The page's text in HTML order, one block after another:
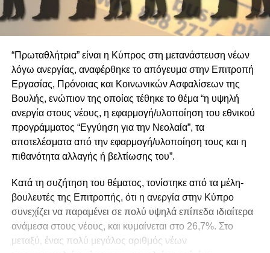
“Πρωταθλήτρια” είναι η Κύπρος στη μετανάστευση νέων
λόγω ανεργίας, αναφέρθηκε το απόγευμα στην Επιτροπή
Εργασίας, Πρόνοιας και Κοινωνικών Ασφαλίσεων της
Βουλής, ενώπιον της οποίας τέθηκε το θέμα “η υψηλή
ανεργία στους νέους, η εφαρμογή/υλοποίηση του εθνικού
προγράμματος “Εγγύηση για την Νεολαία”, τα
αποτελέσματα από την εφαρμογή/υλοποίηση τους και η
πιθανότητα αλλαγής ή βελτίωσης του”.
Κατά τη συζήτηση του θέματος, τονίστηκε από τα μέλη-
βουλευτές της Επιτροπής, ότι η ανεργία στην Κύπρο
συνεχίζει να παραμένει σε πολύ υψηλά επίπεδα ιδιαίτερα
ανάμεσα στους νέους, και κυμαίνεται στο 26,7%. Στο
μεταξύ, ένας πολύ μεγάλος αριθμός νέων